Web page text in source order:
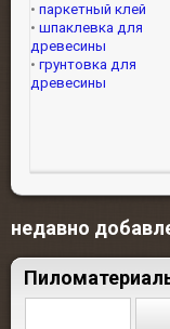
паркетный клей
шпаклевка для
древесины
грунтовка для
древесины
недавно